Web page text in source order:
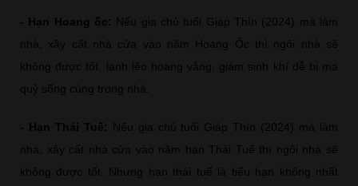
- Hạn Hoang ốc:
Nếu gia chủ tuổi Giáp Thìn (2024) mà làm
nhà, xây cất nhà cửa vào năm Hoang Ốc thì ngôi nhà sẽ
không được tốt, lạnh lẽo hoang vắng, giảm sinh khí dễ bị ma
quỷ sống cùng trong nhà.
- Hạn Thái Tuế:
Nếu gia chủ tuổi Giáp Thìn (2024) mà làm
nhà, xây cất nhà cửa vào năm hạn Thái Tuế thì ngôi nhà sẽ
không được tốt. Nhưng hạn thái tuế là tiểu hạn không nhất